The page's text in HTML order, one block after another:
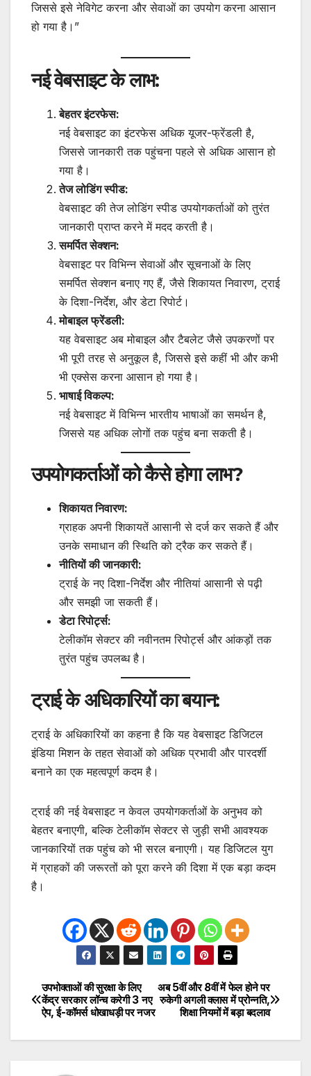
जिससे इसे नेविगेट करना और सेवाओं का उपयोग करना आसान
हो गया है।”
नई वेबसाइट के लाभ:
बेहतर इंटरफेस:
नई वेबसाइट का इंटरफेस अधिक यूजर-फ्रेंडली है,
जिससे जानकारी तक पहुंचना पहले से अधिक आसान हो
गया है।
तेज लोडिंग स्पीड:
वेबसाइट की तेज लोडिंग स्पीड उपयोगकर्ताओं को तुरंत
जानकारी प्राप्त करने में मदद करती है।
समर्पित सेक्शन:
वेबसाइट पर विभिन्न सेवाओं और सूचनाओं के लिए
समर्पित सेक्शन बनाए गए हैं, जैसे शिकायत निवारण, ट्राई
के दिशा-निर्देश, और डेटा रिपोर्ट।
मोबाइल फ्रेंडली:
यह वेबसाइट अब मोबाइल और टैबलेट जैसे उपकरणों पर
भी पूरी तरह से अनुकूल है, जिससे इसे कहीं भी और कभी
भी एक्सेस करना आसान हो गया है।
भाषाई विकल्प:
नई वेबसाइट में विभिन्न भारतीय भाषाओं का समर्थन है,
जिससे यह अधिक लोगों तक पहुंच बना सकती है।
उपयोगकर्ताओं को कैसे होगा लाभ?
शिकायत निवारण:
ग्राहक अपनी शिकायतें आसानी से दर्ज कर सकते हैं और
उनके समाधान की स्थिति को ट्रैक कर सकते हैं।
नीतियों की जानकारी:
ट्राई के नए दिशा-निर्देश और नीतियां आसानी से पढ़ी
और समझी जा सकती हैं।
डेटा रिपोर्ट्स:
टेलीकॉम सेक्टर की नवीनतम रिपोर्ट्स और आंकड़ों तक
तुरंत पहुंच उपलब्ध है।
ट्राई के अधिकारियों का बयान:
ट्राई के अधिकारियों का कहना है कि यह वेबसाइट डिजिटल
इंडिया मिशन के तहत सेवाओं को अधिक प्रभावी और पारदर्शी
बनाने का एक महत्वपूर्ण कदम है।
ट्राई की नई वेबसाइट न केवल उपयोगकर्ताओं के अनुभव को
बेहतर बनाएगी, बल्कि टेलीकॉम सेक्टर से जुड़ी सभी आवश्यक
जानकारियों तक पहुंच को भी सरल बनाएगी। यह डिजिटल युग
में ग्राहकों की जरूरतों को पूरा करने की दिशा में एक बड़ा कदम
है।
Post
navigation
अब 5वीं और 8वीं में फेल होने पर
रुकेगी अगली क्लास में प्रोन्नति,
शिक्षा नियमों में बड़ा बदलाव
उपभोक्ताओं की सुरक्षा के लिए
केंद्र सरकार लॉन्च करेगी 3 नए
ऐप, ई-कॉमर्स धोखाधड़ी पर नजर